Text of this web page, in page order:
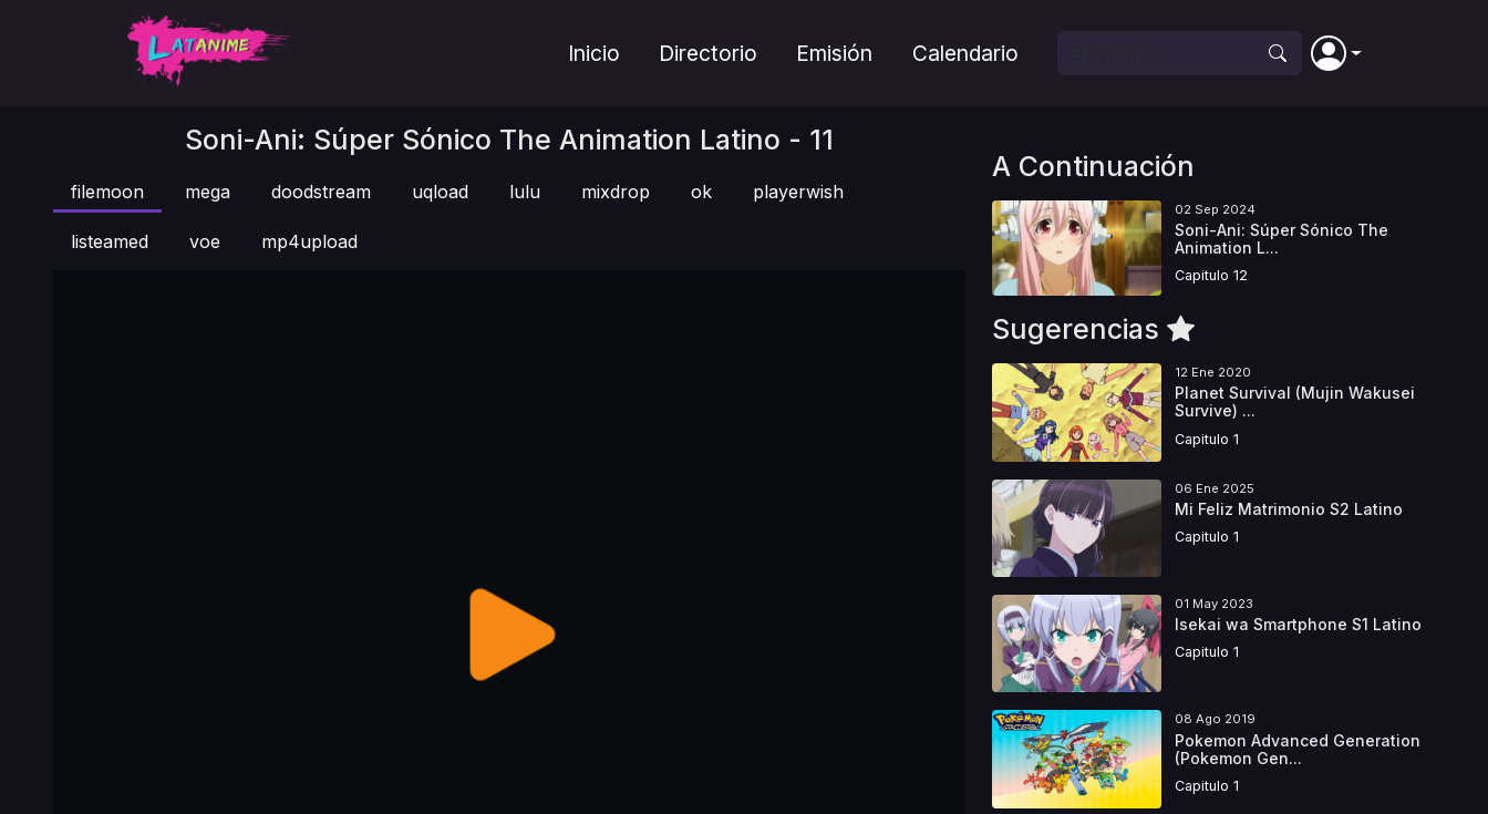
Inicio Directorio Emisión Calendario
Soni-Ani: Súper Sónico The Animation Latino - 11
filemoon mega doodstream uqload lulu mixdrop ok playerwish
listeamed voe mp4upload
A Continuación
02 Sep 2024
Soni-Ani: Súper Sónico The
Animation L...
Capitulo 12
Sugerencias
12 Ene 2020
Planet Survival (Mujin Wakusei
Survive) ...
Capitulo 1
06 Ene 2025
Mi Feliz Matrimonio S2 Latino
Capitulo 1
01 May 2023
Isekai wa Smartphone S1 Latino
Capitulo 1
08 Ago 2019
Pokemon Advanced Generation
(Pokemon Gen...
Capitulo 1